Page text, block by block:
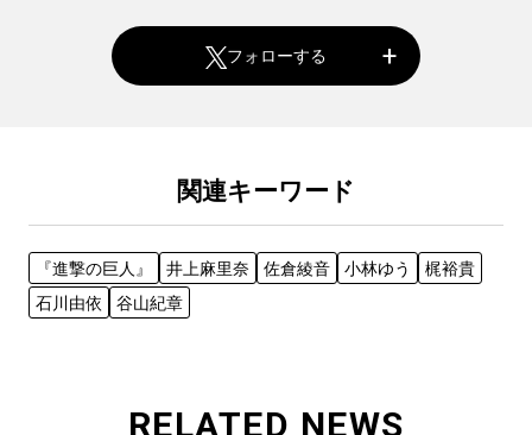
フォローする
関連キーワード
『進撃の巨人』 井上麻里奈 佐倉綾音 小林ゆう
梶裕貴
石川由依
谷山紀章
RELATED NEWS